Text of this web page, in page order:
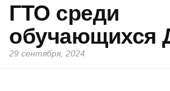
ГТО среди
обучающихся
29 сентября, 2024